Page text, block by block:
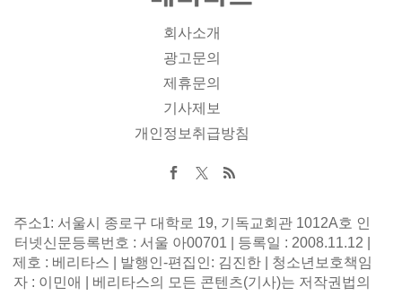
회사소개
광고문의
제휴문의
기사제보
개인정보취급방침
주소1: 서울시 종로구 대학로 19, 기독교회관 1012A호 인
터넷신문등록번호 : 서울 아00701 | 등록일 : 2008.11.12 |
제호 : 베리타스 | 발행인-편집인: 김진한 | 청소년보호책임
자 : 이민애 | 베리타스의 모든 콘텐츠(기사)는 저작권법의